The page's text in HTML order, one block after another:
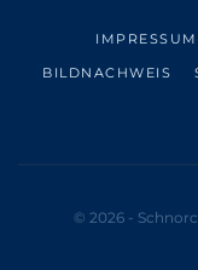
IMPRESSUM
BILDNACHWEIS
© 2026 -